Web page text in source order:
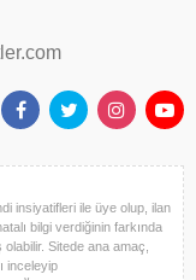
insiyatifleri ile üye olup, ilan
bilgi verdiğinin farkında
Sitede ana amaç,
inceleyip